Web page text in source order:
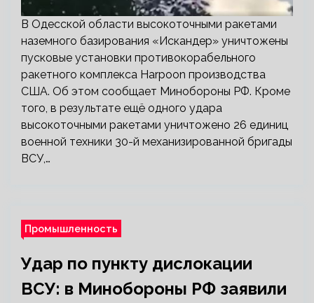
В Одесской области высокоточными ракетами
наземного базирования «Искандер» уничтожены
пусковые установки противокорабельного
ракетного комплекса Harpoon производства
США. Об этом сообщает Минобороны РФ. Кроме
того, в результате ещё одного удара
высокоточными ракетами уничтожено 26 единиц
военной техники 30-й механизированной бригады
ВСУ,…
Промышленность
Удар по пункту дислокации
ВСУ: в Минобороны РФ заявили